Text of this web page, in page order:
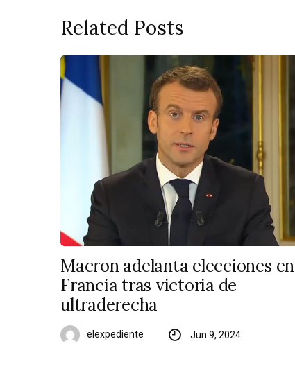
Related Posts
Macron adelanta elecciones en
Francia tras victoria de
ultraderecha
elexpediente Jun 9, 2024